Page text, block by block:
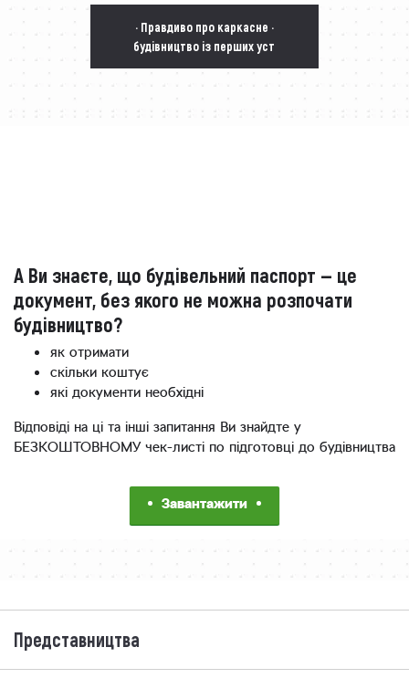
· Правдиво про каркасне ·
будівництво із перших уст
А Ви знаєте, що будівельний паспорт — це
документ, без якого не можна розпочати
будівництво?
як отримати
скільки коштує
які документи необхідні
Відповіді на ці та інші запитання Ви знайдте у
БЕЗКОШТОВНОМУ чек-листі по підготовці до будівництва
Завантажити
Представництва